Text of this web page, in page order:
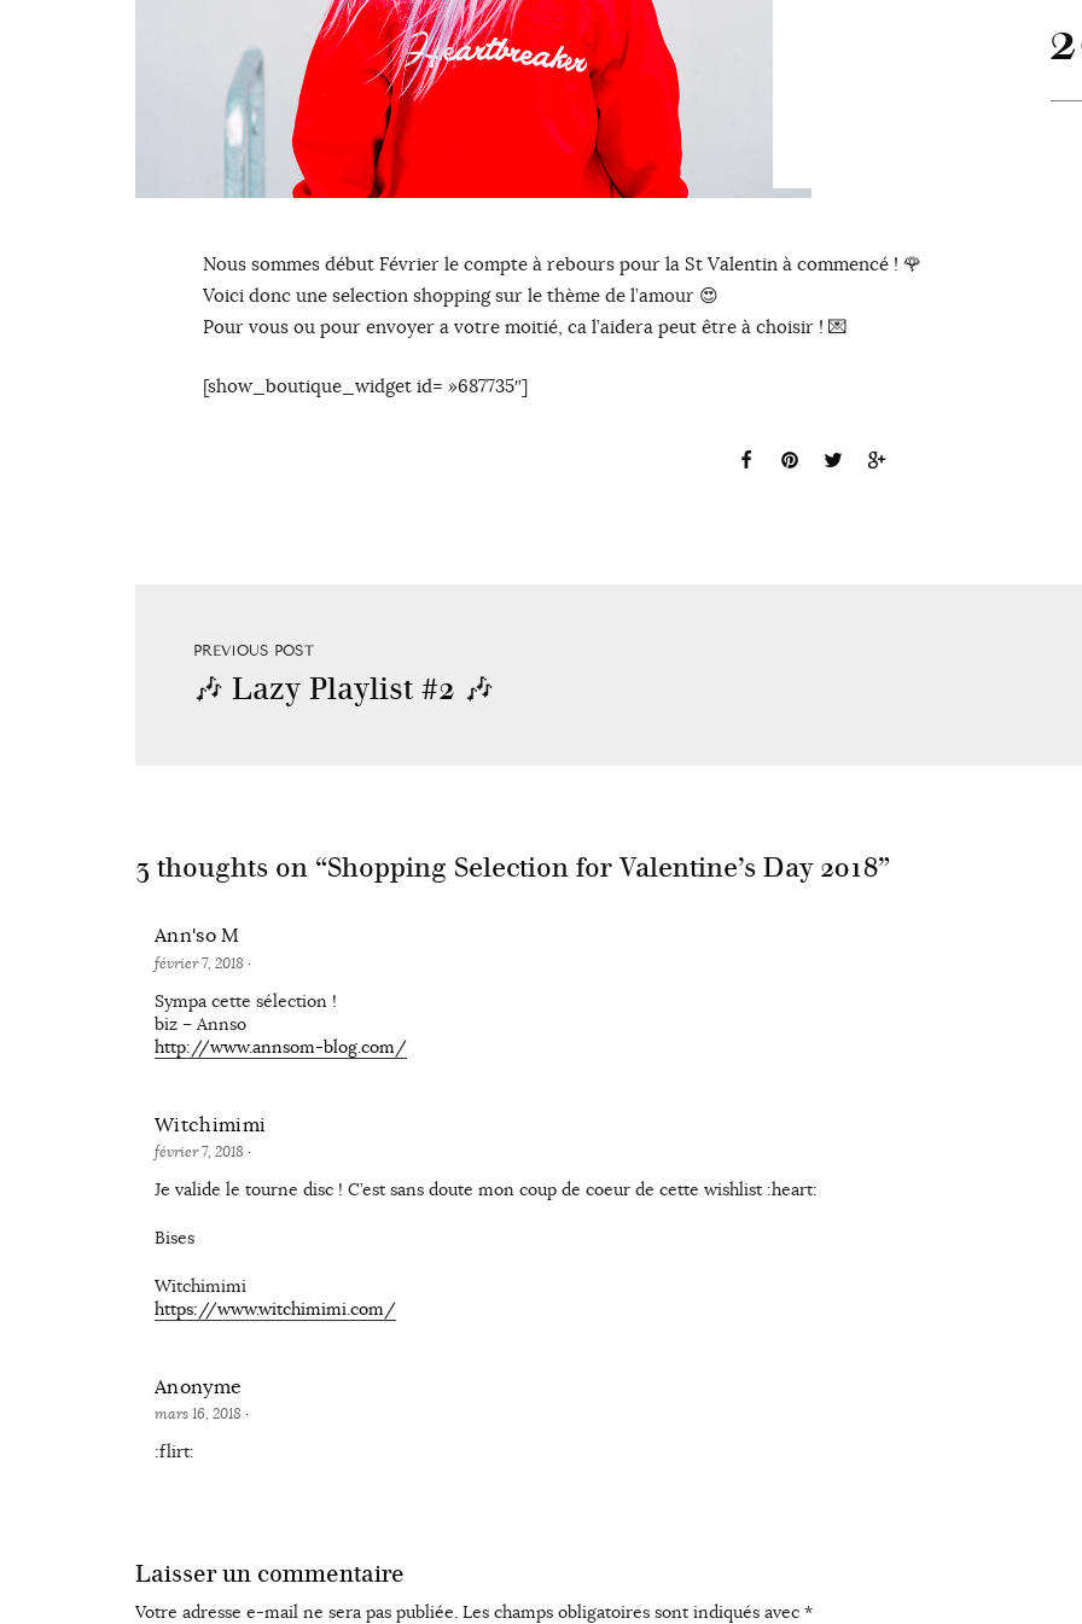
Nous sommes début Février le compte à rebours pour la St Valentin à commencé ! 🌹
Voici donc une selection shopping sur le thème de l’amour 😍
Pour vous ou pour envoyer a votre moitié, ca l’aidera peut être à choisir ! 💌
[show_boutique_widget id= »687735″]
PREVIOUS POST
🎶 Lazy Playlist #2 🎶
3 thoughts on “Shopping Selection for Valentine’s Day 2018”
Ann'so M
février 7, 2018 ·
Sympa cette sélection !
biz – Annso
http://www.annsom-blog.com/
Witchimimi
février 7, 2018 ·
Je valide le tourne disc ! C’est sans doute mon coup de coeur de cette wishlist :heart:
Bises
Witchimimi
https://www.witchimimi.com/
Anonyme
mars 16, 2018 ·
:flirt:
Laisser un commentaire
Votre adresse e-mail ne sera pas publiée. Les champs obligatoires sont indiqués avec *